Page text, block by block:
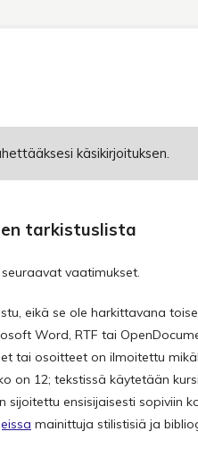
käsikirjoituksen.
tarkistuslista
vaatimukset.
eikä se ole harkittavana
Word, RTF tai
tai osoitteet on ilmoitettu
on 12; tekstissä käytetään
sijoitettu ensisijaisesti sopiviin
mainittuja stilistisiä ja